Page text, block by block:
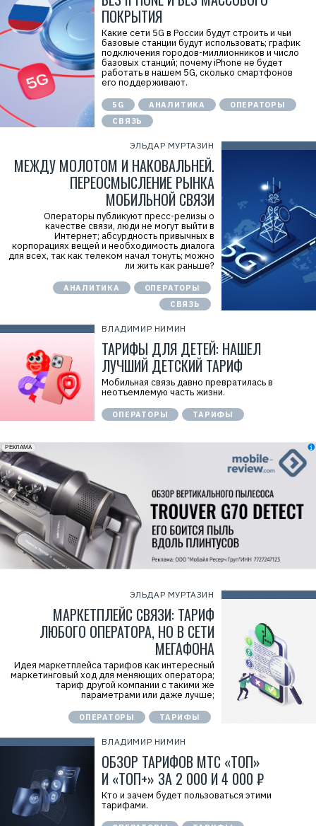
ПОКРЫТИЯ
Какие сети 5G в России будут строить и чьи
базовые станции будут использовать; график
подключения городов-миллионников и число
базовых станций; почему iPhone не будет
работать в нашем 5G, сколько смартфонов
его поддерживают.
5G АНАЛИТИКА
ОПЕРАТОРЫ
СВЯЗЬ
ЭЛЬДАР МУРТАЗИН
МЕЖДУ МОЛОТОМ И НАКОВАЛЬНЕЙ.
ПЕРЕОСМЫСЛЕНИЕ РЫНКА
МОБИЛЬНОЙ СВЯЗИ
Операторы публикуют пресс-релизы о
качестве связи, люди не могут выйти в
Интернет; абсурдность привычных в
корпорациях вещей и необходимость диалога
для всех, так как телеком начал тонуть; можно
ли жить как раньше?
АНАЛИТИКА
ОПЕРАТОРЫ
СВЯЗЬ
ВЛАДИМИР НИМИН
ТАРИФЫ ДЛЯ ДЕТЕЙ: НАШЕЛ
ЛУЧШИЙ ДЕТСКИЙ ТАРИФ
Мобильная связь давно превратилась в
неотъемлемую часть жизни.
ОПЕРАТОРЫ ТАРИФЫ
ЭЛЬДАР МУРТАЗИН
МАРКЕТПЛЕЙС СВЯЗИ: ТАРИФ
ЛЮБОГО ОПЕРАТОРА, НО В СЕТИ
МЕГАФОНА
Идея маркетплейса тарифов как интересный
маркетинговый ход для меняющих оператора;
тариф другой компании с такими же
параметрами или даже лучше;
ОПЕРАТОРЫ ТАРИФЫ
ВЛАДИМИР НИМИН
ОБЗОР ТАРИФОВ МТС «ТОП»
И «ТОП+» ЗА 2 000 И 4 000 ₽
Кто и зачем будет пользоваться этими
тарифами.
erid: 2VfnxxmNzs5
РЕКЛАМА